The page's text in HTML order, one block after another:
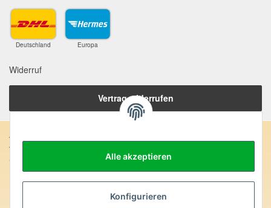
Alle akzeptieren
Konfigurieren
Deutschland Europa
Widerruf
Vertrag widerrufen
Anschrift:
SteinZeitOase
Frau Karin Philippin
Uhlandstr. 7